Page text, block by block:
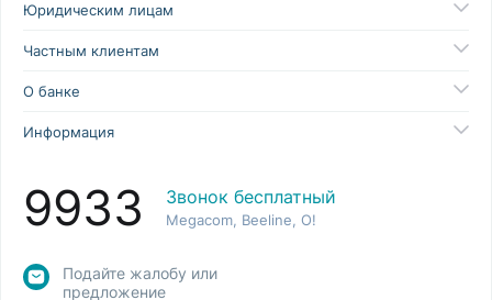
Юридическим лицам
Частным клиентам
О банке
Информация
9933 Звонок бесплатный
Megacom, Beeline, O!
Подайте жалобу или
предложение